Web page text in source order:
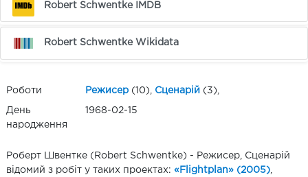
Robert Schwentke IMDB
Robert Schwentke Wikidata
Роботи Режисер (10), Сценарій (3),
День
народження
1968-02-15
Роберт Швентке (Robert Schwentke) - Режисер, Сценарій
відомий з робіт у таких проектах: «Flightplan» (2005)